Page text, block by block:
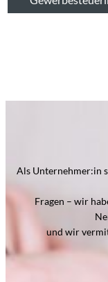
Als Unternehmer:in
Fragen – wir
und wir